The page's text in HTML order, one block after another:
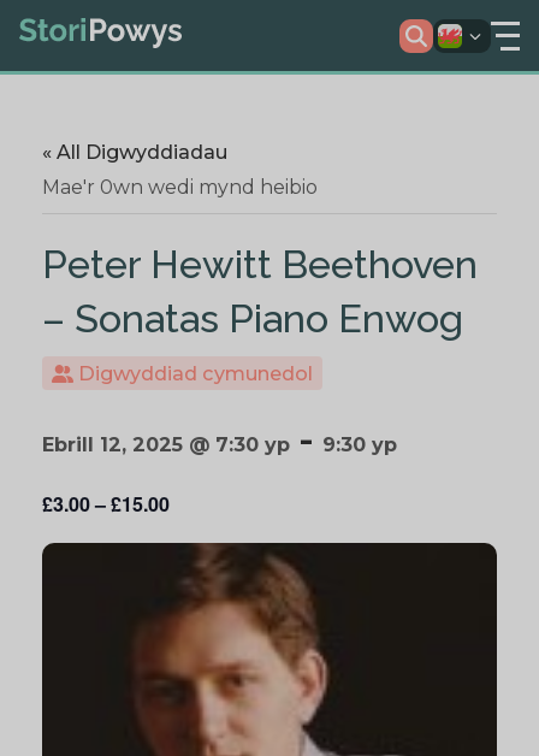
« All Digwyddiadau
Mae'r 0wn wedi mynd heibio
Peter Hewitt Beethoven
– Sonatas Piano Enwog
Digwyddiad cymunedol
Ebrill 12, 2025 @ 7:30 yp - 9:30 yp
£3.00 – £15.00